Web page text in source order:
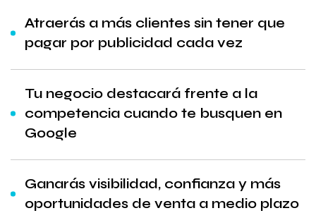
Atraerás a más clientes sin tener que
pagar por publicidad cada vez
Tu negocio destacará frente a la
competencia cuando te busquen en
Google
Ganarás visibilidad, confianza y más
oportunidades de venta a medio plazo